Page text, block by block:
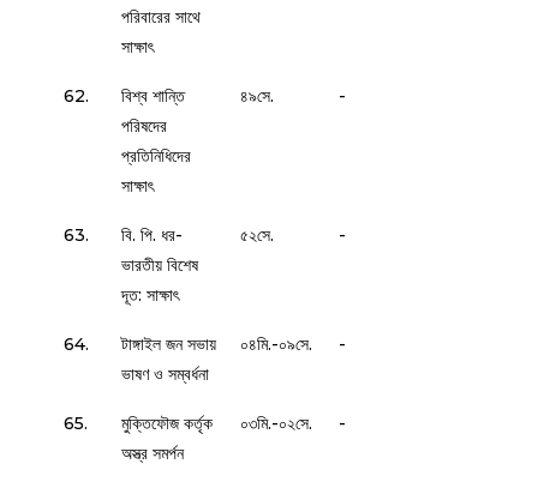
পরিবারের সাথে
সাক্ষাৎ
62.
বিশ্ব শান্তি
পরিষদের
প্রতিনিধিদের
সাক্ষাৎ
৪৯সে. -
63.
বি. পি. ধর-
ভারতীয় বিশেষ
দূত: সাক্ষাৎ
৫২সে. -
64.
টাঙ্গাইল জন সভায়
ভাষণ ও সম্বর্ধনা
০৪মি.-০৯সে. -
65.
মুক্তিফৌজ কর্তৃক
অস্ত্র সমর্পন
০৩মি.-০২সে. -